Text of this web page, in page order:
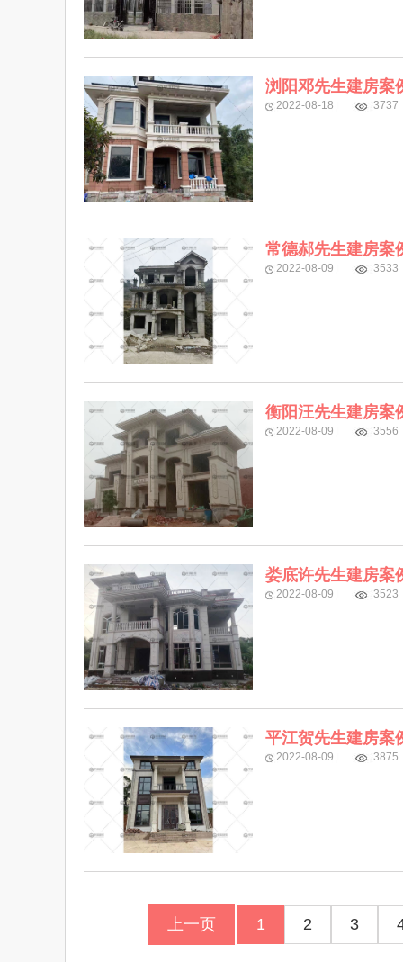
浏阳邓先生建房案
2022-08-18 3737
常德郝先生建房案
2022-08-09 3533
衡阳汪先生建房案
2022-08-09 3556
娄底许先生建房案
2022-08-09 3523
平江贺先生建房案
2022-08-09 3875
上一页 1 2 3